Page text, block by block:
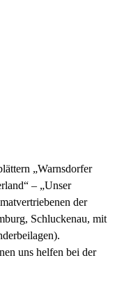
„Warnsdorfer
– „Unser
der
Schluckenau, mit
uns helfen bei der